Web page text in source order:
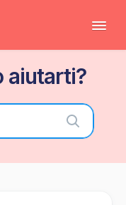
aiutarti?